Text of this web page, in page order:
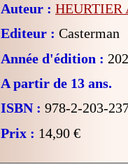
Auteur : HEURTIER
Editeur : Casterman
Année d'édition :
A partir de 13 ans.
ISBN : 978-2-203-
Prix : 14,90 €